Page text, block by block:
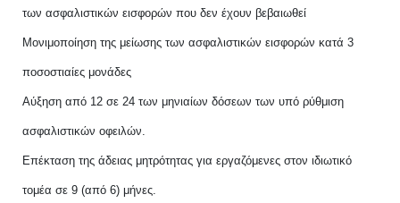
των ασφαλιστικών εισφορών που δεν έχουν βεβαιωθεί
Μονιμοποίηση της μείωσης των ασφαλιστικών εισφορών κατά 3
ποσοστιαίες μονάδες
Αύξηση από 12 σε 24 των μηνιαίων δόσεων των υπό ρύθμιση
ασφαλιστικών οφειλών.
Επέκταση της άδειας μητρότητας για εργαζόμενες στον ιδιωτικό
τομέα σε 9 (από 6) μήνες.